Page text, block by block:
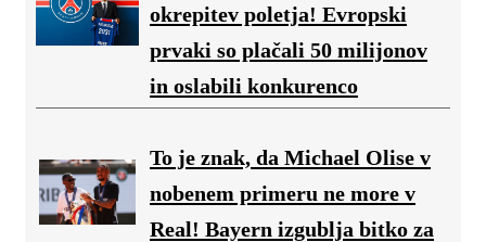
okrepitev poletja! Evropski
prvaki so plačali 50 milijonov
in oslabili konkurenco
To je znak, da Michael Olise v
nobenem primeru ne more v
Real! Bayern izgublja bitko za